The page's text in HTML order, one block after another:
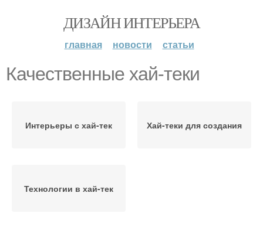
ДИЗАЙН ИНТЕРЬЕРА
главная новости статьи
Качественные хай-теки
Интерьеры с хай-тек Хай-теки для создания
Технологии в хай-тек